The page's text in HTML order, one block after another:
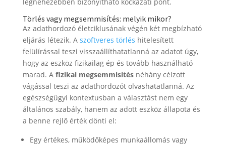
Törlés vagy megsemmisítés: melyik mikor?
Az adathordozó életciklusának végén két megbízható
eljárás létezik. A szoftveres törlés hitelesített
felülírással teszi visszaállíthatatlanná az adatot úgy,
hogy az eszköz fizikailag ép és tovább használható
marad. A fizikai megsemmisítésnéhány célzott
vágással teszi az adathordozót olvashatatlanná. Az
egészségügyi kontextusban a választást nem egy
általános szabály, hanem az adott eszköz állapota és
a benne rejlő érték dönti el:
Egy értékes, működőképes munkaállomás vagy